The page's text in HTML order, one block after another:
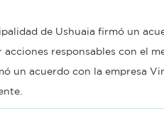
de Ushuaia firmó un
acciones responsables con el
un acuerdo con la empresa